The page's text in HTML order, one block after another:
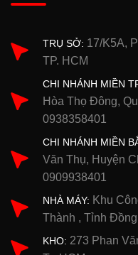
TRỤ SỞ: 17/K5A,
TP. HCM
CHI NHÁNH MIỀN
Hòa Thọ Đông,
0938358401
CHI NHÁNH MIỀN
Văn Thụ, Huyện
0909938401
NHÀ MÁY: Khu
Thành , Tỉnh
KHO: 273 Phan